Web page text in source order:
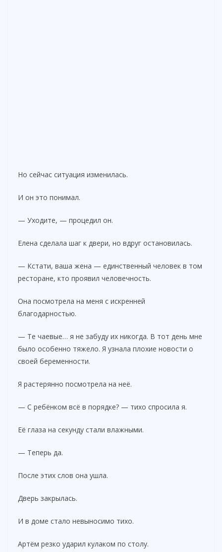
Но сейчас ситуация изменилась.
И он это понимал.
— Уходите, — процедил он.
Елена сделала шаг к двери, но вдруг остановилась.
— Кстати, ваша жена — единственный человек в том
ресторане, кто проявил человечность.
Она посмотрела на меня с искренней
благодарностью.
— Те чаевые… я не забуду их никогда. В тот день мне
было особенно тяжело. Я узнала плохие новости о
своей беременности.
Я растерянно посмотрела на неё.
— С ребёнком всё в порядке? — тихо спросила я.
Её глаза на секунду стали влажными.
— Теперь да.
После этих слов она ушла.
Дверь закрылась.
И в доме стало невыносимо тихо.
Артём резко ударил кулаком по столу.